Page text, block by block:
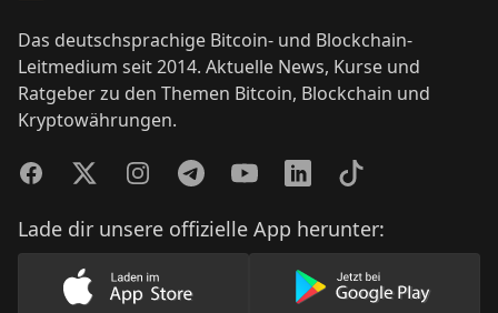
Das deutschsprachige Bitcoin- und Blockchain-
Leitmedium seit 2014. Aktuelle News, Kurse und
Ratgeber zu den Themen Bitcoin, Blockchain und
Kryptowährungen.
FacebookTwitterInstagramTelegramYouTubeLinkedInTikTok
Lade dir unsere offizielle App herunter:
Lade unsere App im AppStore herunter
Lade unsere